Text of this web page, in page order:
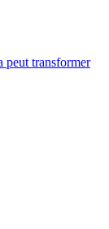
peut transformer